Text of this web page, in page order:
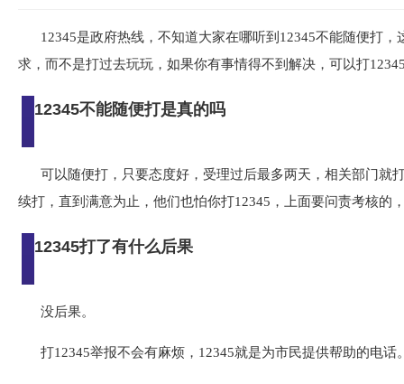
12345是政府热线，不知道大家在哪听到12345不能随便打
求，而不是打过去玩玩，如果你有事情得不到解决，可以打
12345不能随便打是真的吗
可以随便打，只要态度好，受理过后最多两天，相关部门就
续打，直到满意为止，他们也怕你打12345，上面要问责考核的
12345打了有什么后果
没后果。
打12345举报不会有麻烦，12345就是为市民提供帮助的电话